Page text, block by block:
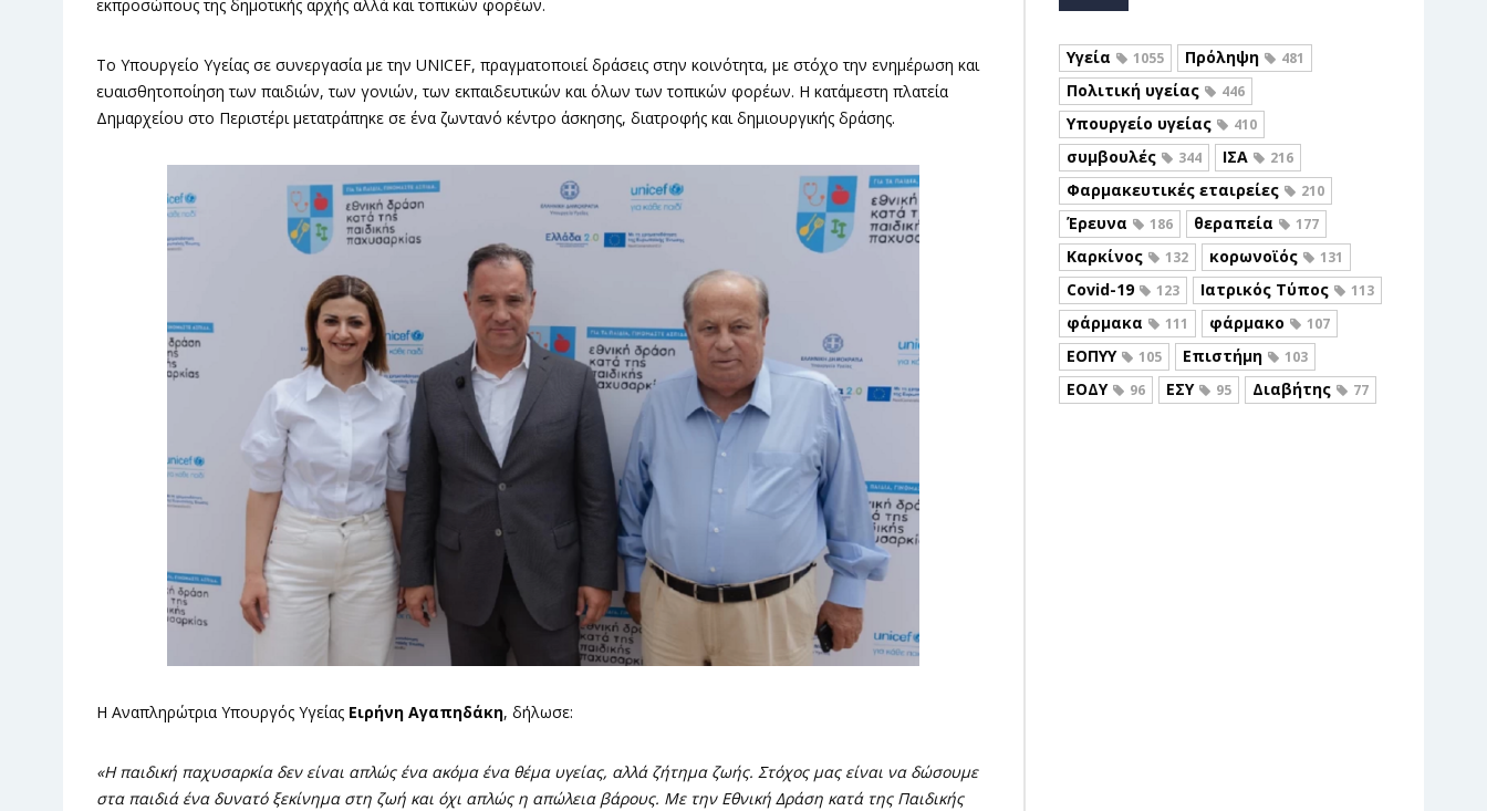
εκπροσώπους της δημοτικής αρχής αλλά και τοπικών φορέων.
Το Υπουργείο Υγείας σε συνεργασία με την UNICEF, πραγματοποιεί δράσεις στην κοινότητα, με στόχο την ενημέρωση και
ευαισθητοποίηση των παιδιών, των γονιών, των εκπαιδευτικών και όλων των τοπικών φορέων. Η κατάμεστη πλατεία
Δημαρχείου στο Περιστέρι μετατράπηκε σε ένα ζωντανό κέντρο άσκησης, διατροφής και δημιουργικής δράσης.
Η Αναπληρώτρια Υπουργός Υγείας Ειρήνη Αγαπηδάκη, δήλωσε:
«Η παιδική παχυσαρκία δεν είναι απλώς ένα ακόμα ένα θέμα υγείας, αλλά ζήτημα ζωής. Στόχος μας είναι να δώσουμε
στα παιδιά ένα δυνατό ξεκίνημα στη ζωή και όχι απλώς η απώλεια βάρους. Με την Εθνική Δράση κατά της Παιδικής
Υγεία 1055 Πρόληψη 481
Πολιτική υγείας 446
Υπουργείο υγείας 410
συμβουλές 344 ΙΣΑ 216
Φαρμακευτικές εταιρείες 210
Έρευνα 186 θεραπεία 177
Καρκίνος 132 κορωνοϊός 131
Covid-19 123 Ιατρικός Τύπος 113
φάρμακα 111 φάρμακο 107
ΕΟΠΥΥ 105 Επιστήμη 103
ΕΟΔΥ 96 ΕΣΥ 95 Διαβήτης 77